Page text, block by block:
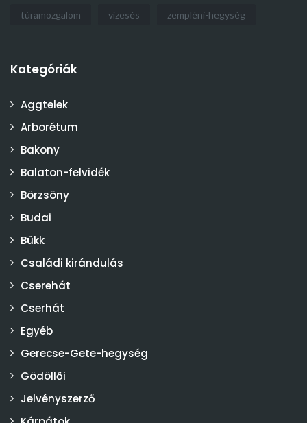
túramozgalom vízesés zempléni-hegység
Kategóriák
Aggtelek
Arborétum
Bakony
Balaton-felvidék
Börzsöny
Budai
Bükk
Családi kirándulás
Cserehát
Cserhát
Egyéb
Gerecse-Gete-hegység
Gödöllői
Jelvényszerző